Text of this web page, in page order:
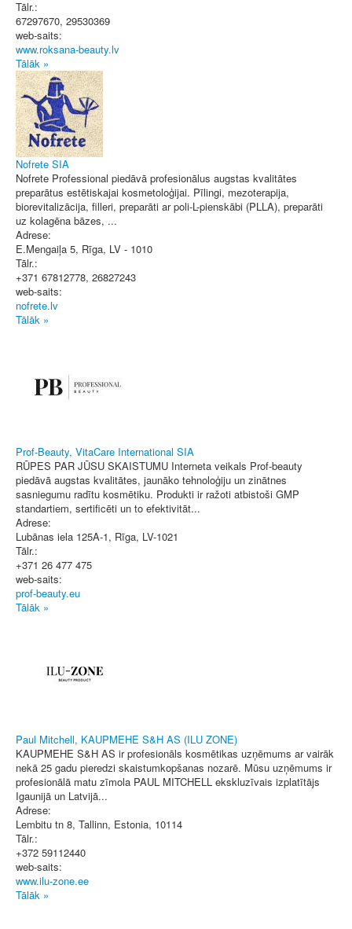
Tālr.:
67297670, 29530369
web-saits:
www.roksana-beauty.lv
Tālāk »
Nofrete SIA
Nofrete Professional piedāvā profesionālus augstas kvalitātes
preparātus estētiskajai kosmetoloģijai. Pīlingi, mezoterapija,
biorevitalizācija, filleri, preparāti ar poli-L-pienskābi (PLLA), preparāti
uz kolagēna bāzes, ...
Adrese:
E.Mengaiļa 5, Rīga, LV - 1010
Tālr.:
+371 67812778, 26827243
web-saits:
nofrete.lv
Tālāk »
Prof-Beauty, VitaCare International SIA
RŪPES PAR JŪSU SKAISTUMU Interneta veikals Prof-beauty
piedāvā augstas kvalitātes, jaunāko tehnoloģiju un zinātnes
sasniegumu radītu kosmētiku. Produkti ir ražoti atbistoši GMP
standartiem, sertificēti un to efektivitāt...
Adrese:
Lubānas iela 125A-1, Rīga, LV-1021
Tālr.:
+371 26 477 475
web-saits:
prof-beauty.eu
Tālāk »
Paul Mitchell, KAUPMEHE S&H AS (ILU ZONE)
KAUPMEHE S&H AS ir profesionāls kosmētikas uzņēmums ar vairāk
nekā 25 gadu pieredzi skaistumkopšanas nozarē. Mūsu uzņēmums ir
profesionālā matu zīmola PAUL MITCHELL ekskluzīvais izplatītājs
Igaunijā un Latvijā...
Adrese:
Lembitu tn 8, Tallinn, Estonia, 10114
Tālr.:
+372 59112440
web-saits:
www.ilu-zone.ee
Tālāk »